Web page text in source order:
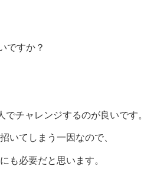
ですか？
チャレンジするのが良いです。
いてしまう一因なので、
も必要だと思います。